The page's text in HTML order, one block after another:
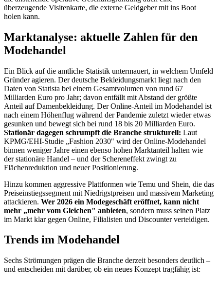
überzeugende Visitenkarte, die externe Geldgeber mit ins Boot
holen kann.
Marktanalyse: aktuelle Zahlen für den
Modehandel
Ein Blick auf die amtliche Statistik untermauert, in welchem Umfeld
Gründer agieren. Der deutsche Bekleidungsmarkt liegt nach den
Daten von Statista bei einem Gesamtvolumen von rund 67
Milliarden Euro pro Jahr; davon entfällt mit Abstand der größte
Anteil auf Damenbekleidung. Der Online-Anteil im Modehandel ist
nach einem Höhenflug während der Pandemie zuletzt wieder etwas
gesunken und bewegt sich bei rund 18 bis 20 Milliarden Euro.
Stationär dagegen schrumpft die Branche strukturell: Laut
KPMG/EHI-Studie „Fashion 2030" wird der Online-Modehandel
binnen weniger Jahre einen ebenso hohen Marktanteil halten wie
der stationäre Handel – und der Schereneffekt zwingt zu
Flächenreduktion und neuer Positionierung.
Hinzu kommen aggressive Plattformen wie Temu und Shein, die das
Preiseinstiegssegment mit Niedrigstpreisen und massivem Marketing
attackieren. Wer 2026 ein Modegeschäft eröffnet, kann nicht
mehr „mehr vom Gleichen" anbieten, sondern muss seinen Platz
im Markt klar gegen Online, Filialisten und Discounter verteidigen.
Trends im Modehandel
Sechs Strömungen prägen die Branche derzeit besonders deutlich –
und entscheiden mit darüber, ob ein neues Konzept tragfähig ist: